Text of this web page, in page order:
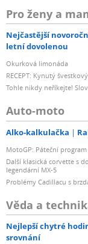
Pro ženy a
Nejčastější
letní dovolenou
Okurková limonáda
RECEPT: Kynutý
Tohle nikdy neříkejte!
Auto-moto
Alko-kalkulačka
MotoGP: Páteční
Další klasická corvette s
legendární MX-5
Problémy Cadillacu s
Věda a
Nejlepší chytré
srovnání